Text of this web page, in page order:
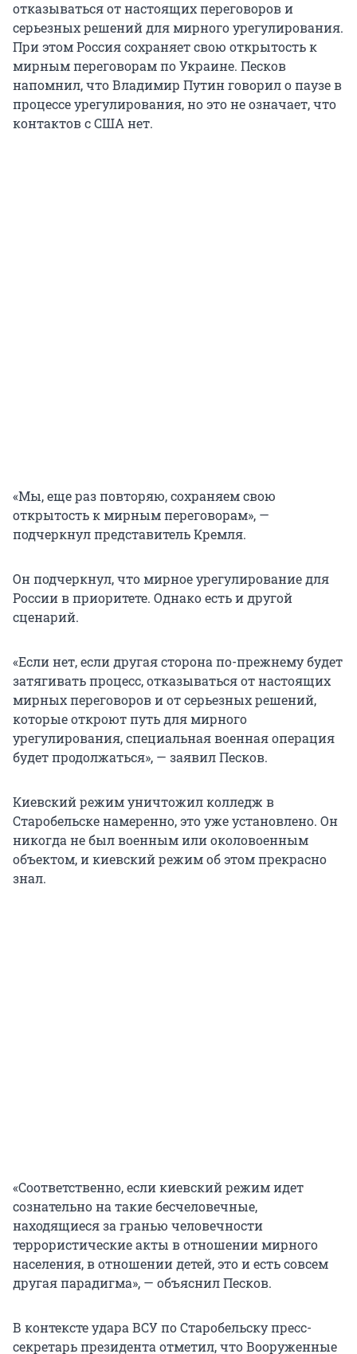
отказываться от настоящих переговоров и
серьезных решений для мирного урегулирования.
При этом Россия сохраняет свою открытость к
мирным переговорам по Украине. Песков
напомнил, что Владимир Путин говорил о паузе в
процессе урегулирования, но это не означает, что
контактов с США нет.
«Мы, еще раз повторяю, сохраняем свою
открытость к мирным переговорам», —
подчеркнул представитель Кремля.
Он подчеркнул, что мирное урегулирование для
России в приоритете. Однако есть и другой
сценарий.
«Если нет, если другая сторона по-прежнему будет
затягивать процесс, отказываться от настоящих
мирных переговоров и от серьезных решений,
которые откроют путь для мирного
урегулирования, специальная военная операция
будет продолжаться», — заявил Песков.
Киевский режим уничтожил колледж в
Старобельске намеренно, это уже установлено. Он
никогда не был военным или околовоенным
объектом, и киевский режим об этом прекрасно
знал.
«Соответственно, если киевский режим идет
сознательно на такие бесчеловечные,
находящиеся за гранью человечности
террористические акты в отношении мирного
населения, в отношении детей, это и есть совсем
другая парадигма», — объяснил Песков.
В контексте удара ВСУ по Старобельску пресс-
секретарь президента отметил, что Вооруженные